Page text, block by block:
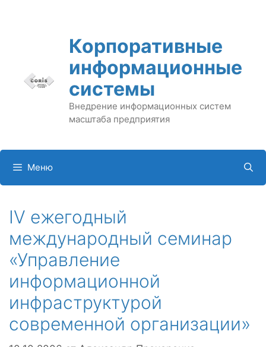
Корпоративные
информационные
системы
Внедрение информационных систем
масштаба предприятия
Меню
IV ежегодный
международный семинар
«Управление
информационной
инфраструктурой
современной организации»